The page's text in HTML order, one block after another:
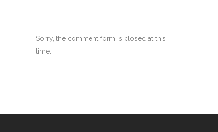
Sorry, the comment form is closed at this
time.